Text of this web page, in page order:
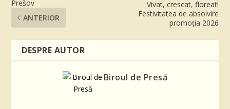
Prešov
ANTERIOR
Vivat, crescat, floreat!
Festivitatea de absolvire
promoția 2026
DESPRE AUTOR
Biroul de Presă